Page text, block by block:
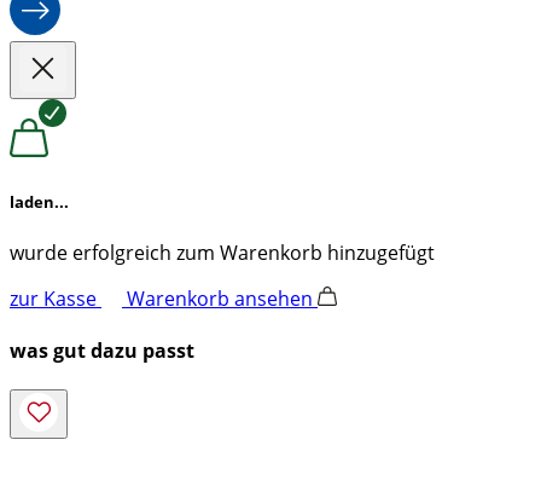
laden...
wurde erfolgreich zum Warenkorb hinzugefügt
zur Kasse
Warenkorb ansehen
was gut dazu passt